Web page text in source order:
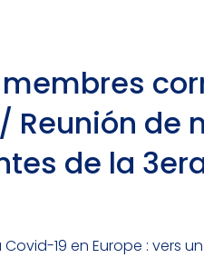
Reunión de
de la
19 en Europe : vers